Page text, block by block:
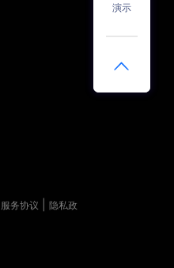
| 服务协议
隐私政
演示